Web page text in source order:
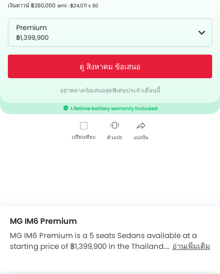
เงินดาวน์ ฿280,000 emi : ฿24,071 x 60
Premium
฿1,399,900
ดู สิงหาคม ข้อเสนอ
อย่าพลาดข้อเสนอสุดพิเศษประจำเดือนนี้
Lifetime battery warranty included
เปรียบเทียบ ตัวแปร แบ่งปัน
MG IM6 Premium
MG IM6 Premium is a 5 seats Sedans available at a
starting price of ฿1,399,900 in the Thailand. It has a
อ่านเพิ่มเติม